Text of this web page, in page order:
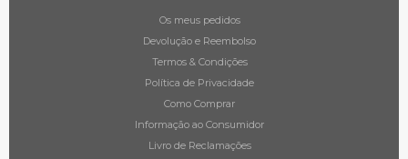
Os meus pedidos
Devolução e Reembolso
Termos & Condições
Política de Privacidade
Como Comprar
Informação ao Consumidor
Livro de Reclamações